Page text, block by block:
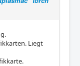
Liegt